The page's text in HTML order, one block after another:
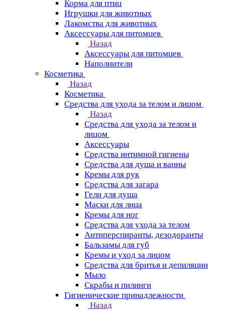
Корма для птиц
Игрушки для животных
Лакомства для животных
Аксессуары для питомцев
Назад
Аксессуары для питомцев
Наполнители
Косметика
Назад
Косметика
Средства для ухода за телом и лицом
Назад
Средства для ухода за телом и
лицом
Аксессуары
Средства интимной гигиены
Средства для душа и ванны
Кремы для рук
Средства для загара
Гели для душа
Маски для лица
Кремы для ног
Средства для ухода за телом
Антиперспиранты, дезодоранты
Бальзамы для губ
Кремы и уход за лицом
Средства для бритья и депиляции
Мыло
Скрабы и пилинги
Гигиенические принадлежности
Назад